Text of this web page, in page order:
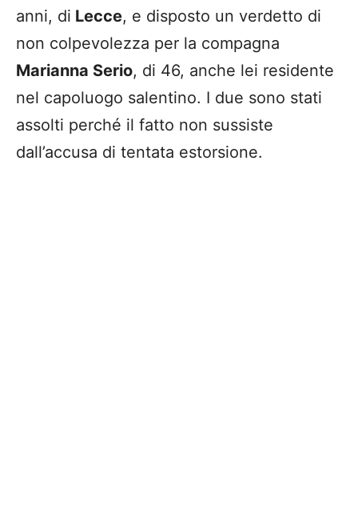
anni, di Lecce, e disposto un verdetto di
non colpevolezza per la compagna
Marianna Serio, di 46, anche lei residente
nel capoluogo salentino. I due sono stati
assolti perché il fatto non sussiste
dall’accusa di tentata estorsione.